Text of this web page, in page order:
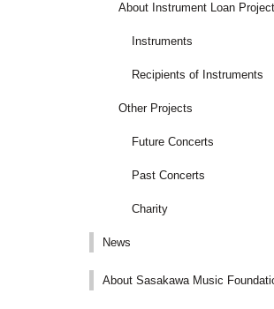
About Instrument Loan Project
Instruments
Recipients of Instruments
Other Projects
Future Concerts
Past Concerts
Charity
News
About Sasakawa Music